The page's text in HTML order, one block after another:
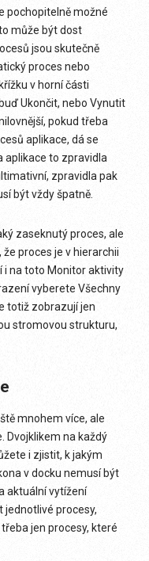
pochopitelně možné
může být dost
jsou skutečně
proces nebo
v horní části
Ukončit, nebo Vynutit
pokud třeba
aplikace, dá se
aplikace to zpravidla
zpravidla pak
být vždy špatně.
zaseknutý proces, ale
proces je v hierarchii
i na toto Monitor aktivity
vyberete Všechny
totiž zobrazují jen
stromovou strukturu,
mnohem více, ale
Dvojklikem na každý
i zjistit, k jakým
v docku nemusí být
aktuální vytížení
jednotlivé procesy,
jen procesy, které